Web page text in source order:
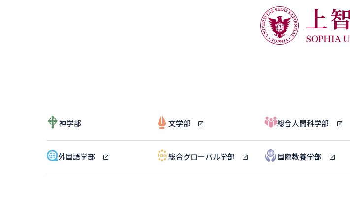
神学部 文学部 総合人間科学部
外国語学部 総合グローバル学部 国際教養学部